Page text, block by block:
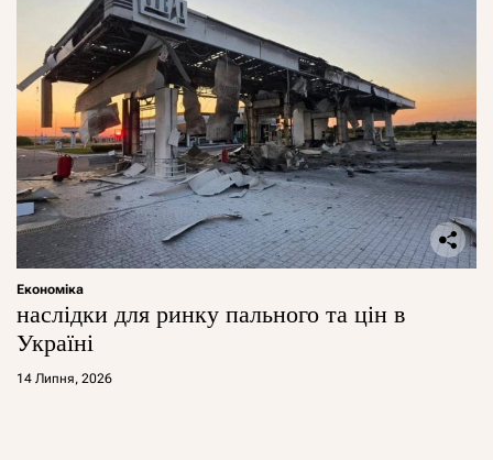
Економіка
наслідки для ринку пального та цін в
Україні
14 Липня, 2026